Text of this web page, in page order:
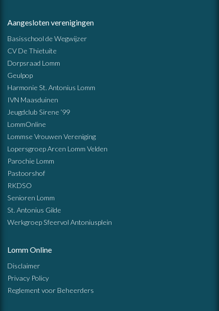
Aangesloten verenigingen
Basisschool de Wegwijzer
CV De Thietuite
Dorpsraad Lomm
Geulpop
Harmonie St. Antonius Lomm
IVN Maasduinen
Jeugdclub Sirene ’99
LommOnline
Lommse Vrouwen Vereniging
Lopersgroep Arcen Lomm Velden
Parochie Lomm
Pastoorshof
RKDSO
Senioren Lomm
St. Antonius Gilde
Werkgroep Sfeervol Antoniusplein
Lomm Online
Disclaimer
Privacy Policy
Reglement voor Beheerders